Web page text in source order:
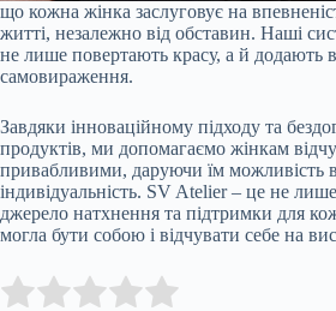
що кожна жінка заслуговує на
житті, незалежно від обставин. Наші
не лише повертають красу, а й додають
самовираження.
Завдяки інноваційному підходу та
продуктів, ми допомагаємо жінкам
привабливими, даруючи їм можливість
індивідуальність. SV Atelier – це не лише
джерело натхнення та підтримки для
могла бути собою і відчувати себе на
Rate this item: